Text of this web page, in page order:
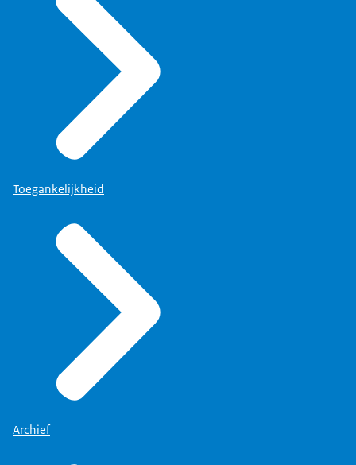
Toegankelijkheid
Archief